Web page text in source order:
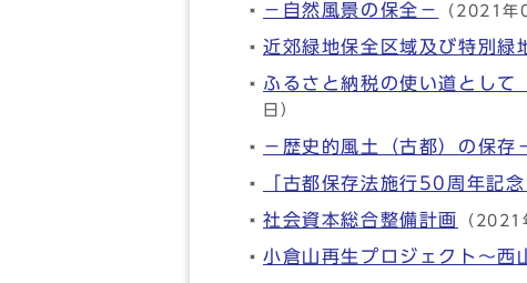
－自然風景の保全－ （2021年
近郊緑地保全区域及び特別緑
ふるさと納税の使い道として
日）
－歴史的風土（古都）の保存
「古都保存法施行50周年記
社会資本総合整備計画 （2021
小倉山再生プロジェクト～西